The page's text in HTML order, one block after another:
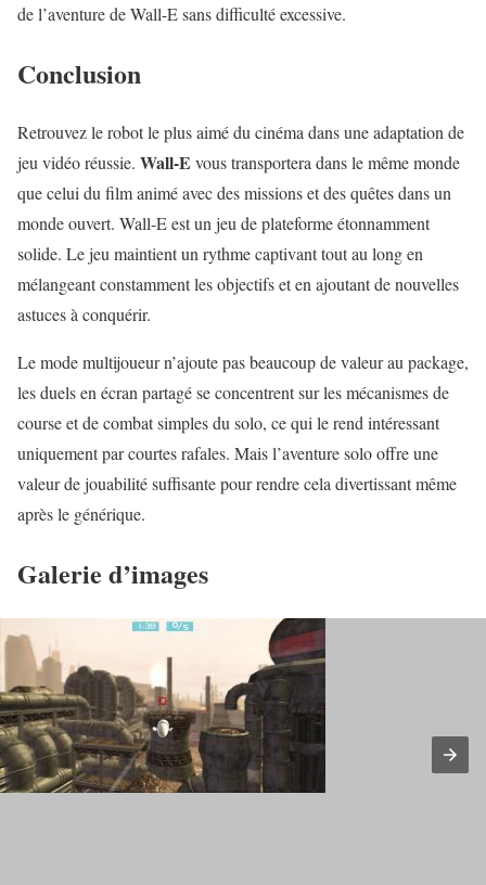
de l’aventure de Wall-E sans difficulté excessive.
Conclusion
Retrouvez le robot le plus aimé du cinéma dans une adaptation de
jeu vidéo réussie. Wall-E vous transportera dans le même monde
que celui du film animé avec des missions et des quêtes dans un
monde ouvert. Wall-E est un jeu de plateforme étonnamment
solide. Le jeu maintient un rythme captivant tout au long en
mélangeant constamment les objectifs et en ajoutant de nouvelles
astuces à conquérir.
Le mode multijoueur n’ajoute pas beaucoup de valeur au package,
les duels en écran partagé se concentrent sur les mécanismes de
course et de combat simples du solo, ce qui le rend intéressant
uniquement par courtes rafales. Mais l’aventure solo offre une
valeur de jouabilité suffisante pour rendre cela divertissant même
après le générique.
Galerie d’images